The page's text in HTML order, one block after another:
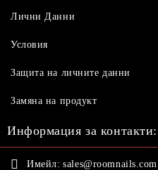
Лични Данни
Условия
Защита на личните данни
Замяна на продукт
Информация за контакти:
Имейл: sales@roomnails.com